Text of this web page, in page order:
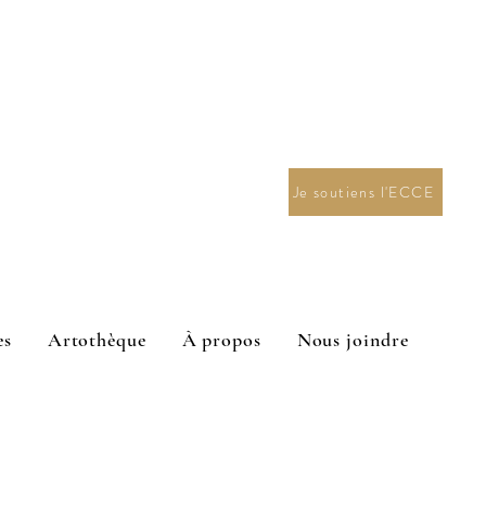
Je soutiens l'ECCE
Artothèque À propos Nous joindre